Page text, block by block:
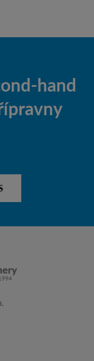
hand